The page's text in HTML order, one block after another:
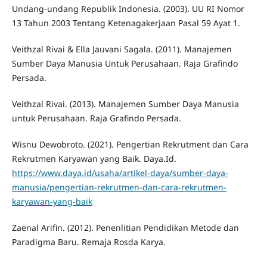
Undang-undang Republik Indonesia. (2003). UU RI Nomor
13 Tahun 2003 Tentang Ketenagakerjaan Pasal 59 Ayat 1.
Veithzal Rivai & Ella Jauvani Sagala. (2011). Manajemen
Sumber Daya Manusia Untuk Perusahaan. Raja Grafindo
Persada.
Veithzal Rivai. (2013). Manajemen Sumber Daya Manusia
untuk Perusahaan. Raja Grafindo Persada.
Wisnu Dewobroto. (2021). Pengertian Rekrutment dan Cara
Rekrutmen Karyawan yang Baik. Daya.Id.
https://www.daya.id/usaha/artikel-daya/sumber-daya-
manusia/pengertian-rekrutmen-dan-cara-rekrutmen-
karyawan-yang-baik
Zaenal Arifin. (2012). Penenlitian Pendidikan Metode dan
Paradigma Baru. Remaja Rosda Karya.